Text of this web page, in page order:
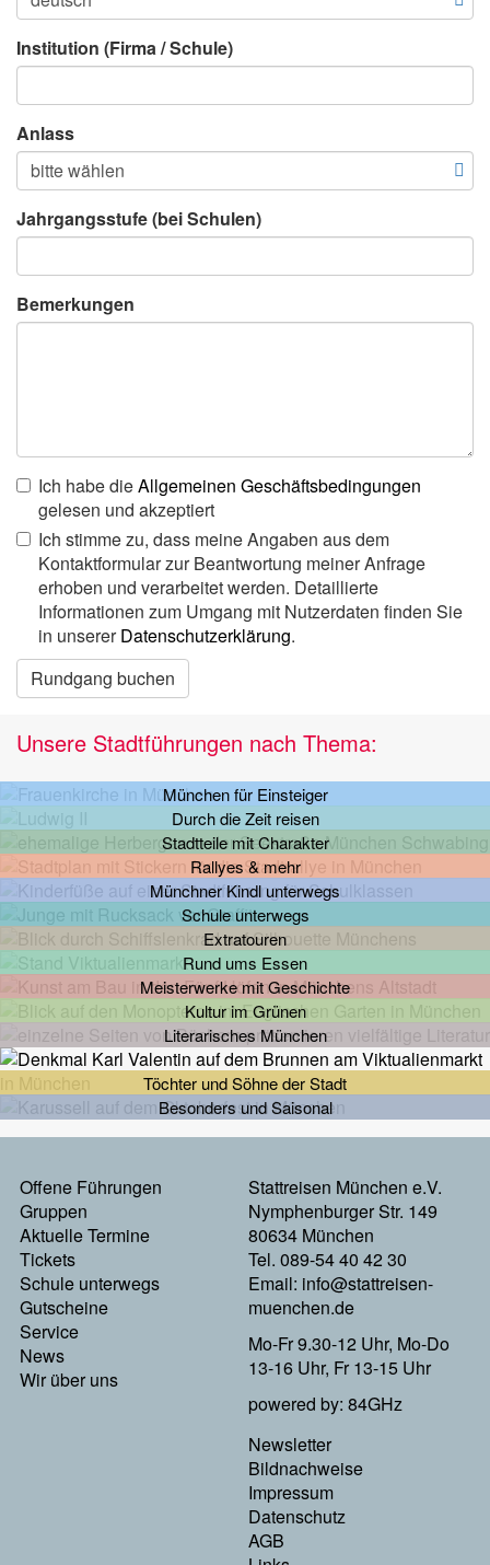
Institution (Firma / Schule)
Anlass
Jahrgangsstufe (bei Schulen)
Bemerkungen
Ich habe dieAllgemeinen Geschäftsbedingungen
gelesen und akzeptiert
Ich stimme zu, dass meine Angaben aus dem
Kontaktformular zur Beantwortung meiner Anfrage
erhoben und verarbeitet werden. Detaillierte
Informationen zum Umgang mit Nutzerdaten finden Sie
in unsererDatenschutzerklärung.
Rundgang buchen
Unsere Stadtführungen nach Thema:
München für Einsteiger
Durch die Zeit reisen
Stadtteile mit Charakter
Rallyes & mehr
Münchner Kindl unterwegs
Schule unterwegs
Extratouren
Rund ums Essen
Meisterwerke mit Geschichte
Kultur im Grünen
Literarisches München
Töchter und Söhne der Stadt
Besonders und Saisonal
Footermenu
Links
Offene Führungen
Gruppen
Aktuelle Termine
Tickets
Schule unterwegs
Gutscheine
Service
News
Wir über uns
Stattreisen München e.V.
Nymphenburger Str. 149
80634 München
Tel. 089-54 40 42 30
Email: info@stattreisen-
muenchen.de
Mo-Fr 9.30-12 Uhr, Mo-Do
13-16 Uhr, Fr 13-15 Uhr
powered by: 84GHz
Footer
Menu
Newsletter
Bildnachweise
Impressum
Datenschutz
AGB